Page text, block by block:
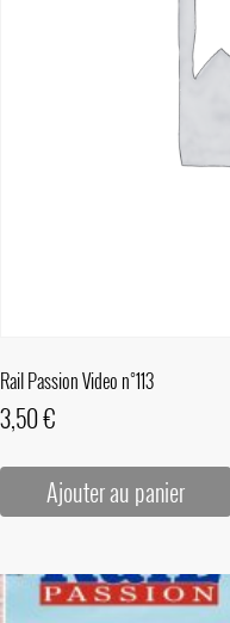
Rail Passion Video n°113
3,50€
Ajouter au panier